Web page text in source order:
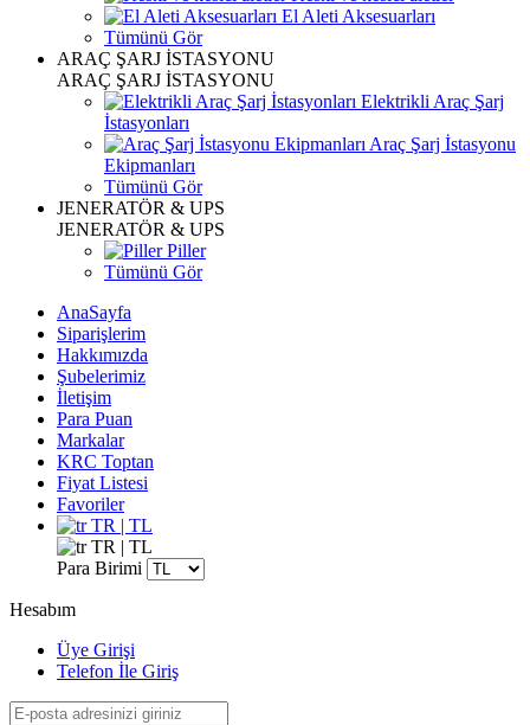
El Aleti Aksesuarları
Tümünü Gör
ARAÇ ŞARJ İSTASYONU
ARAÇ ŞARJ İSTASYONU
Elektrikli Araç Şarj
İstasyonları
Araç Şarj İstasyonu
Ekipmanları
Tümünü Gör
JENERATÖR & UPS
JENERATÖR & UPS
Piller
Tümünü Gör
AnaSayfa
Siparişlerim
Hakkımızda
Şubelerimiz
İletişim
Para Puan
Markalar
KRC Toptan
Fiyat Listesi
Favoriler
TR | TL
TR | TL
Para Birimi
Hesabım
Üye Girişi
Telefon İle Giriş